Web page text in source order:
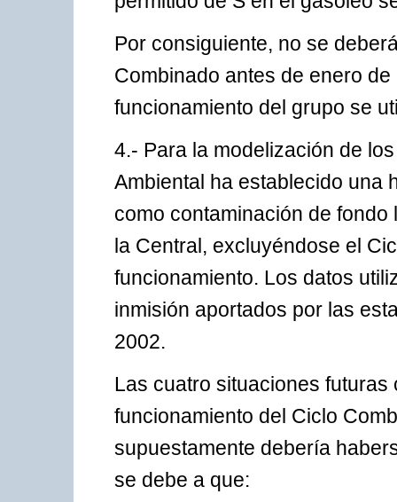
Por consiguiente, no se
Combinado antes de enero
funcionamiento del grupo se
4.- Para la modelización de
Ambiental ha establecido una
como contaminación de
la Central, excluyéndose el
funcionamiento. Los datos
inmisión aportados por las
2002.
Las cuatro situaciones
funcionamiento del Ciclo
supuestamente debería
se debe a que: